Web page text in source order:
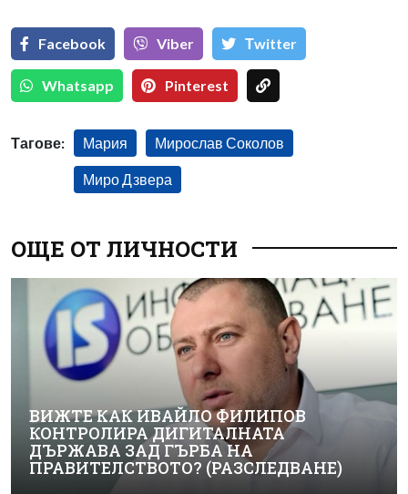
Facebook Viber Тwitter
Whatsapp Pinterest
Тагове: Мария Мирослав Соколов
Миро Дзвера
ОЩЕ ОТ ЛИЧНОСТИ
ВИЖТЕ КАК ИВАЙЛО ФИЛИПОВ
КОНТРОЛИРА ДИГИТАЛНАТА
ДЪРЖАВА ЗАД ГЪРБА НА
ПРАВИТЕЛСТВОТО? (РАЗСЛЕДВАНЕ)